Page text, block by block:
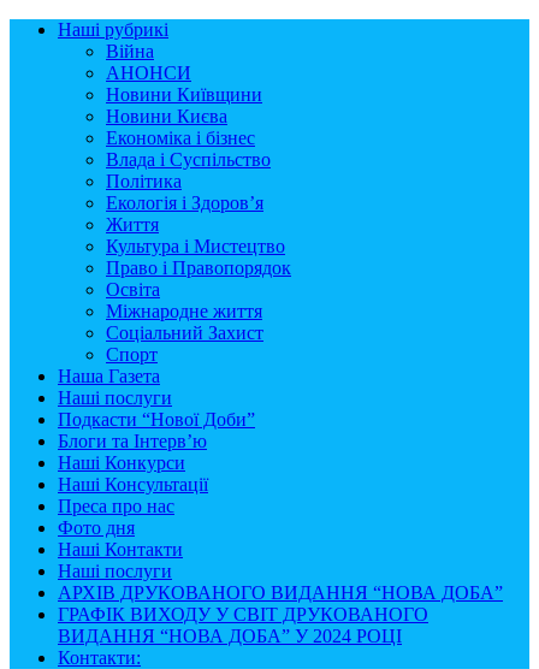
Наші рубрикі
Війна
АНОНСИ
Новини Київщини
Новини Києва
Економіка і бізнес
Влада і Суспільство
Політика
Екологія і Здоров’я
Життя
Культура і Мистецтво
Право і Правопорядок
Освіта
Міжнародне життя
Соціальний Захист
Спорт
Наша Газета
Наші послуги
Подкасти “Нової Доби”
Блоги та Інтерв’ю
Наші Конкурси
Наші Консультації
Преса про нас
Фото дня
Наші Контакти
Наші послуги
АРХІВ ДРУКОВАНОГО ВИДАННЯ “НОВА ДОБА”
ГРАФІК ВИХОДУ У СВІТ ДРУКОВАНОГО
ВИДАННЯ “НОВА ДОБА” У 2024 РОЦІ
Контакти: